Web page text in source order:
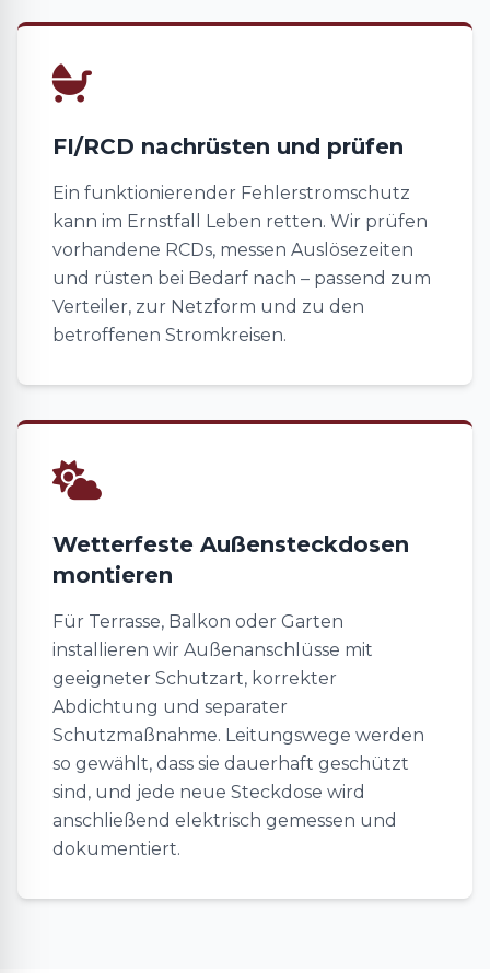
FI/RCD nachrüsten und prüfen
Ein funktionierender Fehlerstromschutz
kann im Ernstfall Leben retten. Wir prüfen
vorhandene RCDs, messen Auslösezeiten
und rüsten bei Bedarf nach – passend zum
Verteiler, zur Netzform und zu den
betroffenen Stromkreisen.
Wetterfeste Außensteckdosen
montieren
Für Terrasse, Balkon oder Garten
installieren wir Außenanschlüsse mit
geeigneter Schutzart, korrekter
Abdichtung und separater
Schutzmaßnahme. Leitungswege werden
so gewählt, dass sie dauerhaft geschützt
sind, und jede neue Steckdose wird
anschließend elektrisch gemessen und
dokumentiert.